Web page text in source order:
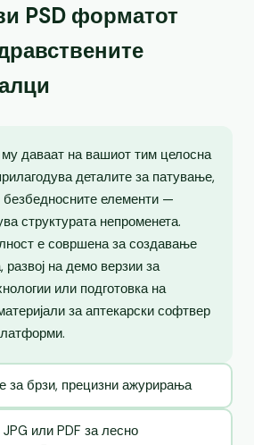
PSD форматот
му даваат на вашиот тим целосна
деталите за патување,
елементи —
структурата непроменета.
е совршена за создавање
развој на демо верзии за
или подготовка на
за аптекарски софтвер
за брзи, прецизни ажурирања
или PDF за лесно